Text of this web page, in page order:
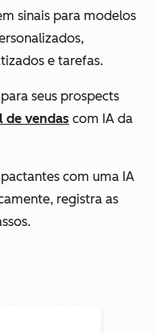
sinais para modelos
e tarefas.
seus prospects
de vendas com IA da
com uma IA
registra as